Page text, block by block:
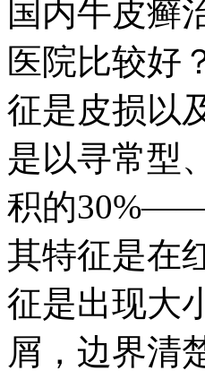
国内牛皮癣
医院比较好
征是皮损以
是以寻常型
积的
其特征是在
征是出现大
屑，边界清